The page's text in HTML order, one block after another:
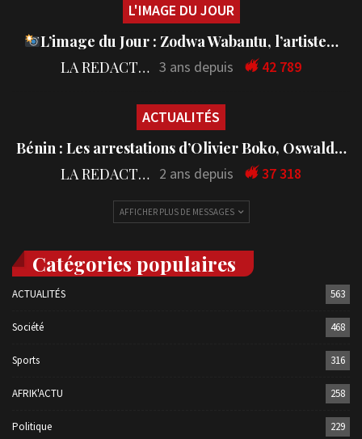
L'IMAGE DU JOUR
L’image du Jour : Zodwa Wabantu, l’artiste…
LA REDACTION 3 ans depuis 42 789
ACTUALITÉS
Bénin : Les arrestations d’Olivier Boko, Oswald…
LA REDACTION 2 ans depuis 37 318
AFFICHER PLUS DE MESSAGES
Catégories populaires
ACTUALITÉS 563
Société 468
Sports 316
AFRIK'ACTU 258
Politique 229